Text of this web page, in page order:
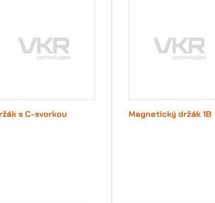
s C-svorkou Magnetický držák 1B